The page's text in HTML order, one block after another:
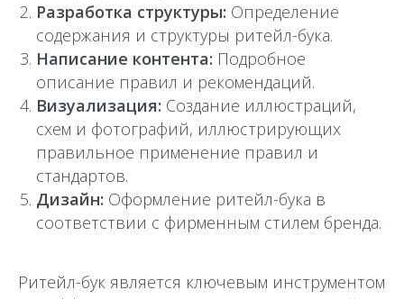
Разработка структуры: Определение
содержания и структуры ритейл-бука.
Написание контента: Подробное
описание правил и рекомендаций.
Визуализация: Создание иллюстраций,
схем и фотографий, иллюстрирующих
правильное применение правил и
стандартов.
Дизайн: Оформление ритейл-бука в
соответствии с фирменным стилем бренда.
Ритейл-бук является ключевым инструментом